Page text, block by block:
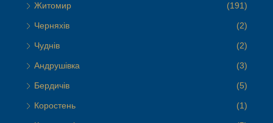
Житомир (191)
Черняхів (2)
Чуднів (2)
Андрушівка (3)
Бердичів (5)
Коростень (1)